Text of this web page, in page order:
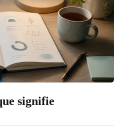
signifie